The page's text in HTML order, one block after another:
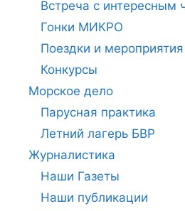
Встреча с интересным
Гонки МИКРО
Поездки и мероприятия
Конкурсы
Морское дело
Парусная практика
Летний лагерь БВР
Журналистика
Наши Газеты
Наши публикации